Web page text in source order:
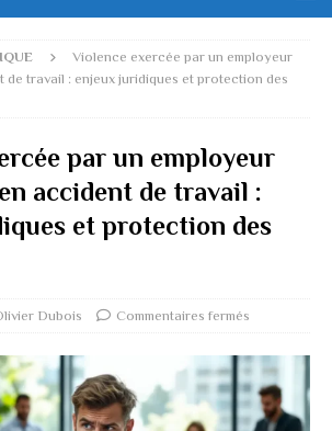
Violence exercée par un employeur
de travail : enjeux juridiques et protection des
par un employeur
accident de travail :
et protection des
Dubois Commentaires fermés